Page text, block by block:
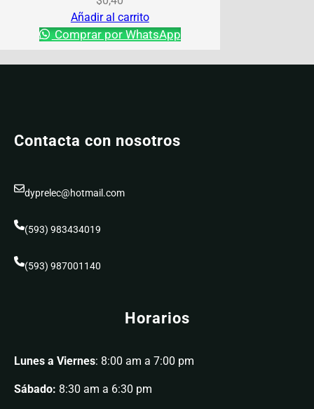
Añadir al carrito
Comprar por WhatsApp
Contacta con nosotros
dyprelec@hotmail.com
(593) 983434019
(593) 987001140
Horarios
Lunes a Viernes: 8:00 am a 7:00 pm
Sábado: 8:30 am a 6:30 pm